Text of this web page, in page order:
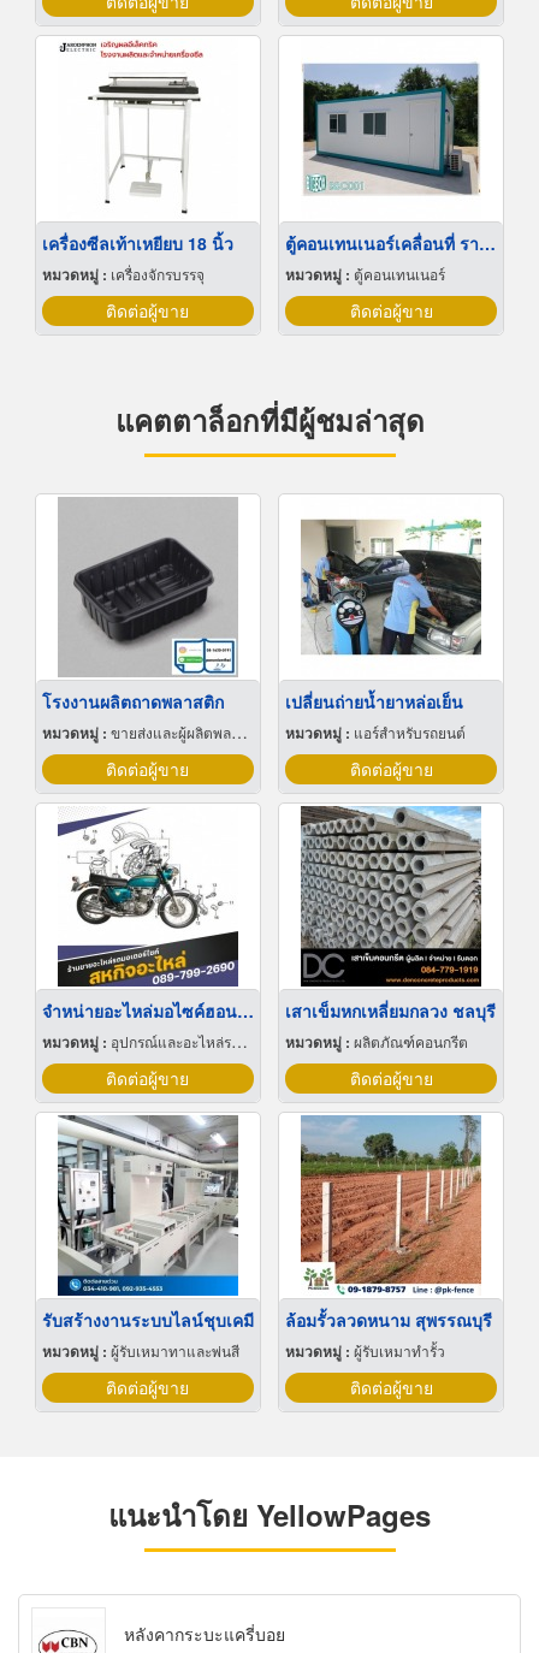
เครื่องซีลเท้าเหยียบ 18 นิ้ว
หมวดหมู่ : เครื่องจักรบรรจุ
ติดต่อผู้ขาย
ตู้คอนเทนเนอร์เคลื่อนที่ ราคาถูก
หมวดหมู่ : ตู้คอนเทนเนอร์
ติดต่อผู้ขาย
แคตตาล็อกที่มีผู้ชมล่าสุด
โรงงานผลิตถาดพลาสติก
หมวดหมู่ : ขายส่งและผู้ผลิตพลาสติกสำเร็จรูป
ติดต่อผู้ขาย
เปลี่ยนถ่ายน้ำยาหล่อเย็น
หมวดหมู่ : แอร์สำหรับรถยนต์
ติดต่อผู้ขาย
จำหน่ายอะไหล่มอไซค์ฮอนด้า ราคาถูก
หมวดหมู่ : อุปกรณ์และอะไหล่รถจักรยานยนต์และรถสกูตเตอร์
ติดต่อผู้ขาย
เสาเข็มหกเหลี่ยมกลวง ชลบุรี
หมวดหมู่ : ผลิตภัณฑ์คอนกรีต
ติดต่อผู้ขาย
รับสร้างงานระบบไลน์ชุบเคมี
หมวดหมู่ : ผู้รับเหมาทาและพ่นสี
ติดต่อผู้ขาย
ล้อมรั้วลวดหนาม สุพรรณบุรี
หมวดหมู่ : ผู้รับเหมาทำรั้ว
ติดต่อผู้ขาย
แนะนำโดย YellowPages
หลังคากระบะแครี่บอย